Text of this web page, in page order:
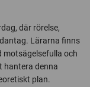
där rörelse,
Lärarna finns
motsägelsefulla och
hantera denna
plan.